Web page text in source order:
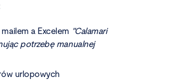
a Excelem "Calamari
potrzebę manualnej
urlopowych